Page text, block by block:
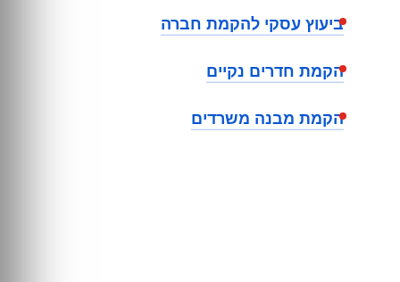
ביעוץ עסקי להקמת חברה
הקמת חדרים נקיים
הקמת מבנה משרדים